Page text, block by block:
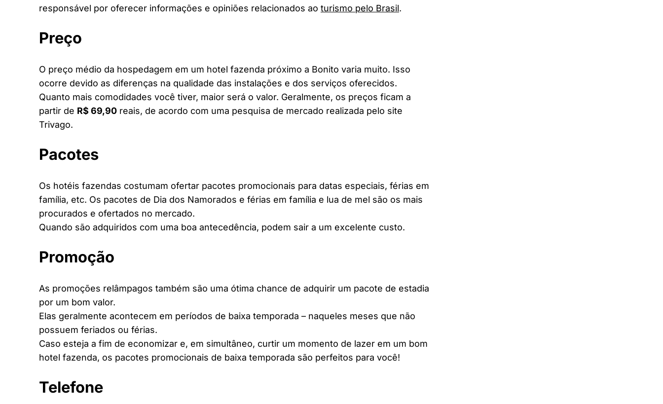
responsável por oferecer informações e opiniões relacionados ao turismo pelo Brasil.
Preço
O preço médio da hospedagem em um hotel fazenda próximo a Bonito varia muito. Isso
ocorre devido as diferenças na qualidade das instalações e dos serviços oferecidos.
Quanto mais comodidades você tiver, maior será o valor. Geralmente, os preços ficam a
partir de R$ 69,90 reais, de acordo com uma pesquisa de mercado realizada pelo site
Trivago.
Pacotes
Os hotéis fazendas costumam ofertar pacotes promocionais para datas especiais, férias em
família, etc. Os pacotes de Dia dos Namorados e férias em família e lua de mel são os mais
procurados e ofertados no mercado.
Quando são adquiridos com uma boa antecedência, podem sair a um excelente custo.
Promoção
As promoções relâmpagos também são uma ótima chance de adquirir um pacote de estadia
por um bom valor.
Elas geralmente acontecem em períodos de baixa temporada – naqueles meses que não
possuem feriados ou férias.
Caso esteja a fim de economizar e, em simultâneo, curtir um momento de lazer em um bom
hotel fazenda, os pacotes promocionais de baixa temporada são perfeitos para você!
Telefone